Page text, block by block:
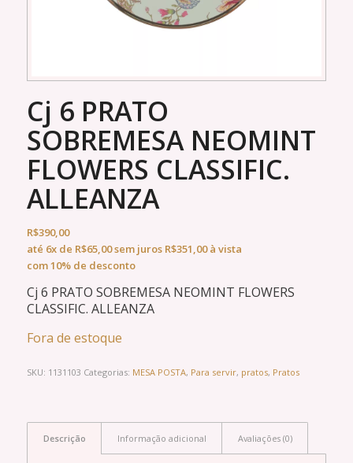
Cj 6 PRATO
SOBREMESA NEOMINT
FLOWERS CLASSIFIC.
ALLEANZA
R$390,00
até 6xde R$65,00sem juros R$351,00à vista
com 10% de desconto
Cj 6 PRATO SOBREMESA NEOMINT FLOWERS
CLASSIFIC. ALLEANZA
Fora de estoque
SKU: 1131103 Categorias: MESA POSTA, Para servir, pratos, Pratos
Descrição Informação adicional Avaliações (0)